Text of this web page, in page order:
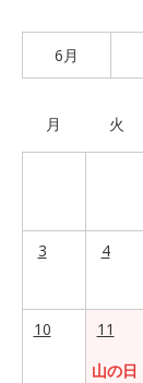
6月
月 火
3 4
10
11
山の日